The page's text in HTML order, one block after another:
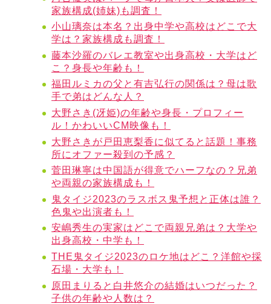
家族構成(姉妹)も調査！
小山璃奈は本名？出身中学や高校はどこで大
学は？家族構成も調査！
藤本沙羅のバレエ教室や出身高校・大学はど
こ？身長や年齢も！
福田ルミカの父と有吉弘行の関係は？母は歌
手で弟はどんな人？
大野さき(冴姫)の年齢や身長・プロフィー
ル！かわいいCM映像も！
大野さきが戸田恵梨香に似てると話題！事務
所にオファー殺到の予感？
菅田琳寧は中国語が得意でハーフなの？兄弟
や両親の家族構成も！
鬼タイジ2023のラスボス鬼予想と正体は誰？
色鬼や出演者も！
安嶋秀生の実家はどこで両親兄弟は？大学や
出身高校・中学も！
THE鬼タイジ2023のロケ地はどこ？洋館や採
石場・大学も！
原田まりると白井悠介の結婚はいつだった？
子供の年齢や人数は？